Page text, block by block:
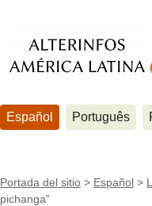
Español Português
Portada del sitio > Español >
pichanga”